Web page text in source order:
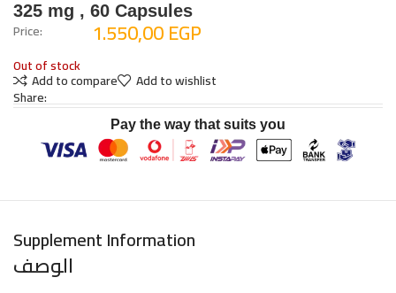
325 mg , 60 Capsules
Price: 1.550,00EGP
Out of stock
Add to compare Add to wishlist
Share:
Pay the way that suits you
Supplement Information
الوصف